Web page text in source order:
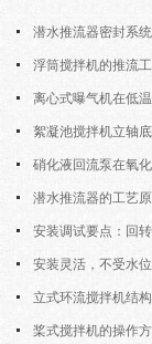
潜水推流器密封系
点与渗漏故障处理
浮筒搅拌机的推流
明 离心式曝气机在低
运行特性与防冻措施
絮凝池搅拌机立轴
密封防水与免维护设计
硝化液回流泵在氧
的布置位置对回流效果
潜水推流器的工艺
逻辑安装调试要点：回
污机的土建配合要求与
安装灵活，不受水
筒式曝气机的结构优势
立式环流搅拌机结
部件的功能与协同
桨式搅拌机的操作